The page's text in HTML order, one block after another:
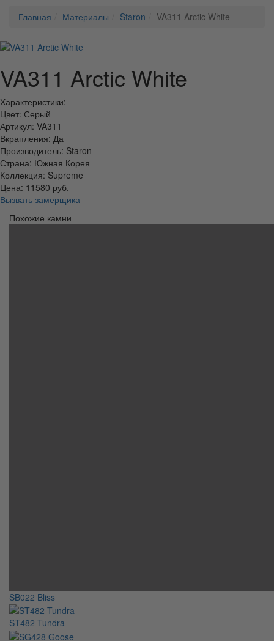
Главная
Материалы Staron VA311 Arctic White
VA311 Arctic White
Характеристики:
Цвет: Серый
Артикул: VA311
Вкрапления: Да
Производитель: Staron
Страна: Южная Корея
Коллекция: Supreme
Цена: 11580 руб.
Вызвать замерщика
Похожие камни
SB022 Bliss
ST482 Tundra